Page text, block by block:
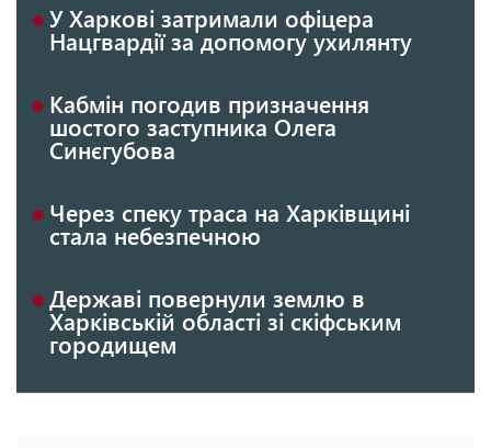
У Харкові затримали офіцера
Нацгвардії за допомогу ухилянту
Кабмін погодив призначення
шостого заступника Олега
Синєгубова
Через спеку траса на Харківщині
стала небезпечною
Державі повернули землю в
Харківській області зі скіфським
городищем